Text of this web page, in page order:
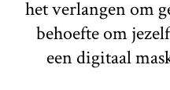
het verlangen om
behoefte om
een digitaal